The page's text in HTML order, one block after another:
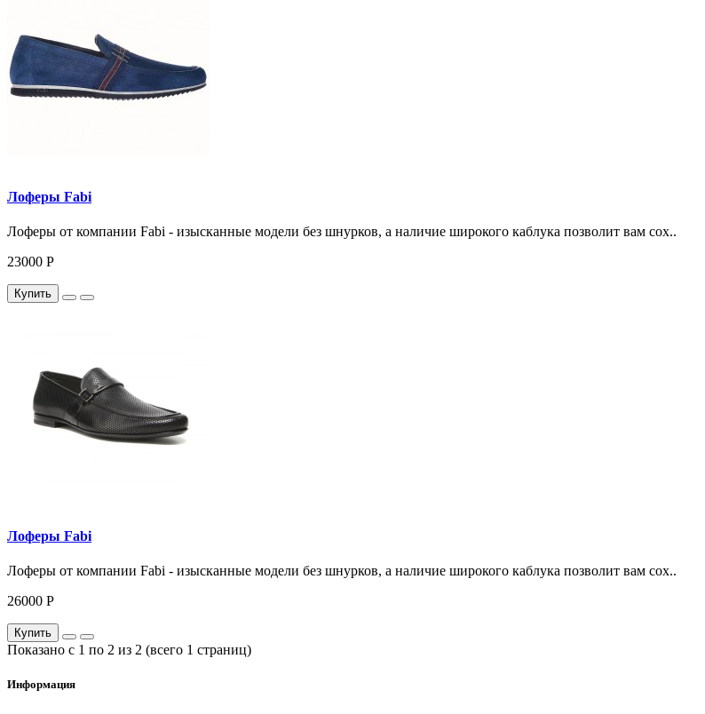
Лоферы Fabi
Лоферы от компании Fabi - изысканные модели без шнурков, а наличие широкого каблука позволит вам сох..
23000 Р
Купить
Лоферы Fabi
Лоферы от компании Fabi - изысканные модели без шнурков, а наличие широкого каблука позволит вам сох..
26000 Р
Купить
Показано с 1 по 2 из 2 (всего 1 страниц)
Информация